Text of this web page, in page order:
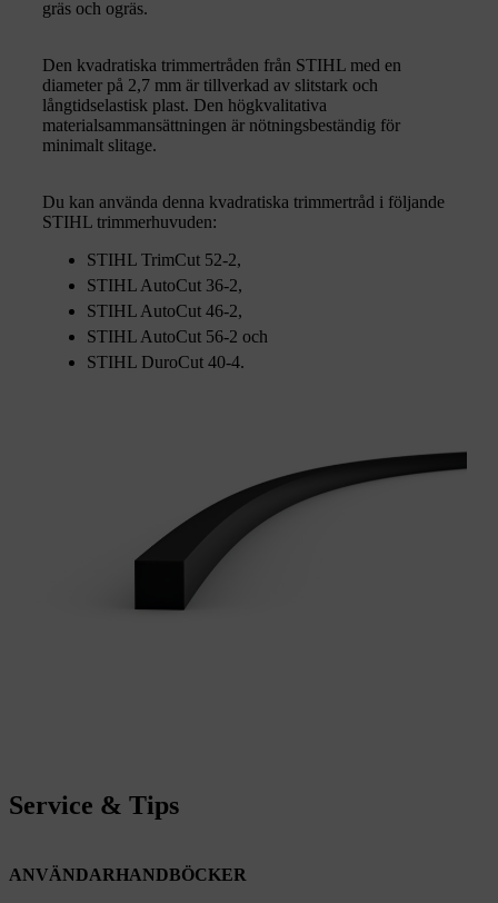
gräs och ogräs.
Den kvadratiska trimmertråden från STIHL med en
diameter på 2,7 mm är tillverkad av slitstark och
långtidselastisk plast. Den högkvalitativa
materialsammansättningen är nötningsbeständig för
minimalt slitage.
Du kan använda denna kvadratiska trimmertråd i följande
STIHL trimmerhuvuden:
STIHL TrimCut 52-2,
STIHL AutoCut 36-2,
STIHL AutoCut 46-2,
STIHL AutoCut 56-2 och
STIHL DuroCut 40-4.
Service & Tips
ANVÄNDARHANDBÖCKER